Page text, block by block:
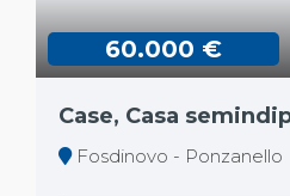
60.000 €
Case, Casa
Fosdinovo - Ponzanello